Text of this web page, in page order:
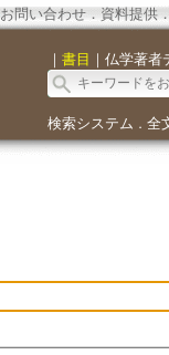
お問い合わせ． 資料提供．
｜ 書目 ｜ 仏学著者
検索システム ． 全